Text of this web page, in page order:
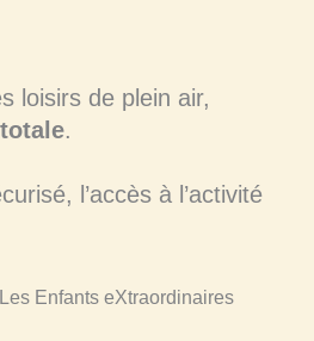
loisirs de plein air,
.
l’accès à l’activité